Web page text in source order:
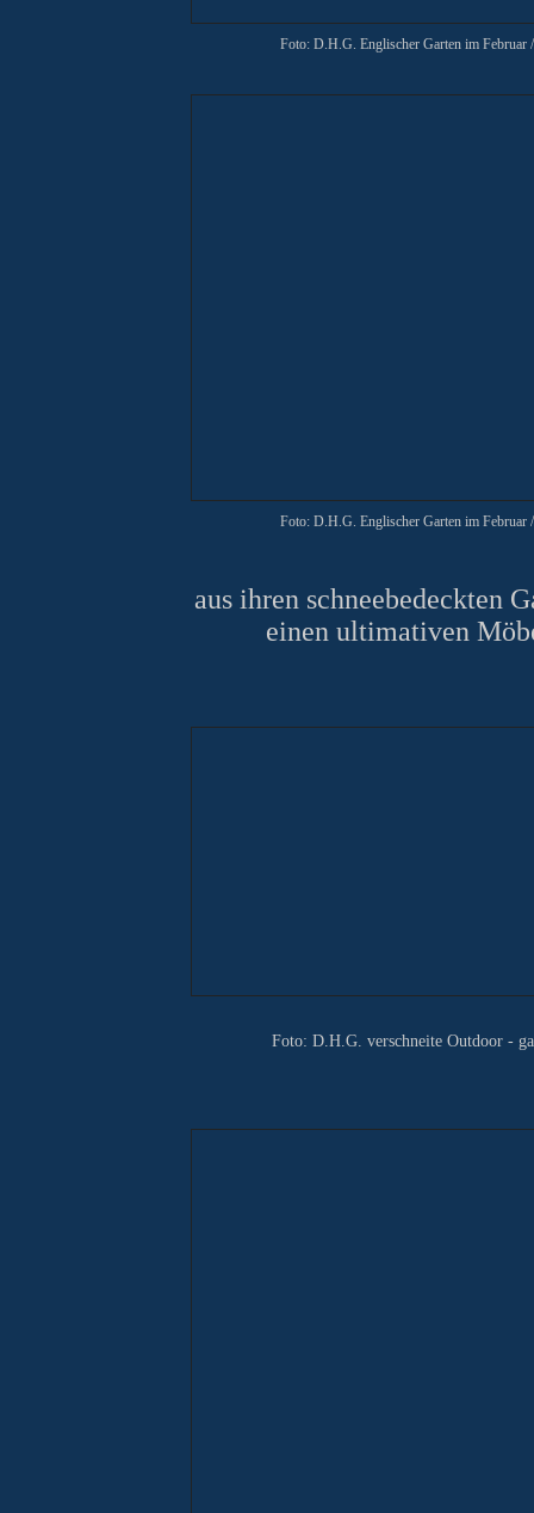
Foto: D.H.G. Englischer Garten im Februar
Foto: D.H.G. Englischer Garten im Februar
aus ihren schneebedeckten
einen ultimativen
Foto: D.H.G. verschneite Outdoor -